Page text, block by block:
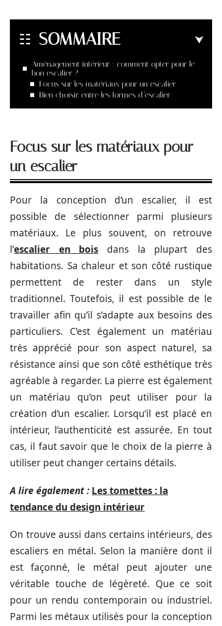
SOMMAIRE
Aménagement intérieur : comment opter pour le
bon escalier ?
Focus sur les matériaux pour un escalier
Bien choisir entre les formes d’escalier
Focus sur les matériaux pour
un escalier
Pour la conception d’un escalier, il est
possible de sélectionner parmi plusieurs
matériaux. Le plus souvent, on retrouve
l’escalier en bois dans la plupart des
habitations. Sa chaleur et son côté rustique
permettent de rester dans un style
traditionnel. Toutefois, il est possible de le
travailler afin qu’il s’adapte aux besoins des
particuliers. C’est également un matériau
très apprécié pour son aspect naturel, sa
résistance ainsi que son côté esthétique très
agréable à regarder. La pierre est également
un matériau qu’on peut utiliser pour la
création d’un escalier. Lorsqu’il est placé en
intérieur, l’authenticité est assurée. En tout
cas, il faut savoir que le choix de la pierre à
utiliser peut changer certains détails.
A lire également : Les tomettes : la
tendance du design intérieur
On trouve aussi dans certains intérieurs, des
escaliers en métal. Selon la manière dont il
est façonné, le métal peut ajouter une
véritable touche de légèreté. Que ce soit
pour un rendu contemporain ou industriel.
Parmi les métaux utilisés pour la conception